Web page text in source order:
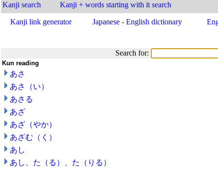
Kanji search Kanji + words starting with it search
Kanji link generator Japanese - English dictionary
Search for:
Kun reading
あさ
あさ（い）
あさる
あざ
あざ（やか）
あざむ（く）
あし
あし、た（る）、た（りる）